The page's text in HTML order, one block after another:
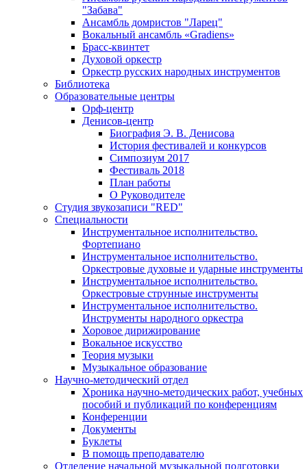
"Забава"
Ансамбль домристов "Ларец"
Вокальный ансамбль «Gradiens»
Брасс-квинтет
Духовой оркестр
Оркестр русских народных инструментов
Библиотека
Образовательные центры
Орф-центр
Денисов-центр
Биография Э. В. Денисова
История фестивалей и конкурсов
Симпозиум 2017
Фестиваль 2018
План работы
О Руководителе
Студия звукозаписи "RED"
Специальности
Инструментальное исполнительство.
Фортепиано
Инструментальное исполнительство.
Оркестровые духовые и ударные инструменты
Инструментальное исполнительство.
Оркестровые струнные инструменты
Инструментальное исполнительство.
Инструменты народного оркестра
Хоровое дирижирование
Вокальное искусство
Теория музыки
Музыкальное образование
Научно-методический отдел
Хроника научно-методических работ, учебных
пособий и публикаций по конференциям
Конференции
Документы
Буклеты
В помощь преподавателю
Отделение начальной музыкальной подготовки